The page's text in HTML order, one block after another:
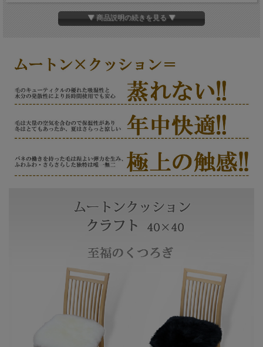
力もあるのでおしりが痛くなりにくいのでオススメです。
■ スタッフからのアドバイス
サイズ調整が可能なので、お好きなサイズでオーダーが可能なの
が魅力的！
貴方好みの大きさで日々の暮らしをグレードアップ！
サイズ
約40cm×40cm
【他のサイズはこちら】
40cm×120cm
特注でサイズ変更も可能です！詳しくはお問い
合わせ下さい。
ブラック
シナモン
ベージュ
ミント
ネイビー
トープ
リネン
アルダー
約50mm～70mm
▼ 商品説明の続きを見る ▼